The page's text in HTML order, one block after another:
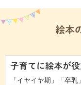
絵本
子育てに絵本が
「イヤイヤ期」「卒